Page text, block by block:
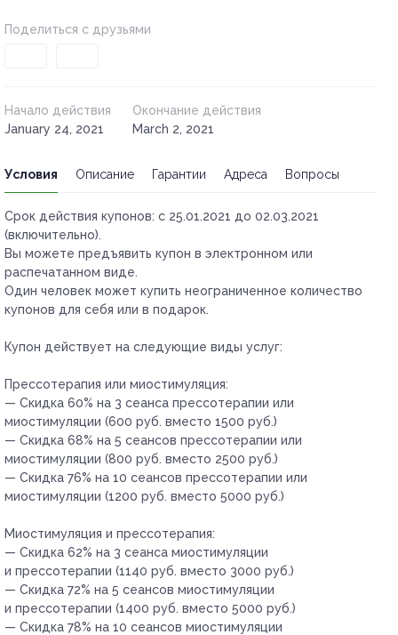
Поделиться с друзьями
Начало действия
January 24, 2021
Окончание действия
March 2, 2021
Условия Описание Гарантии Адреса Вопросы
Срок действия купонов: с 25.01.2021 до 02.03.2021
(включительно).
Вы можете предъявить купон в электронном или
распечатанном виде.
Один человек может купить неограниченное количество
купонов для себя или в подарок.
Купон действует на следующие виды услуг:
Прессотерапия или миостимуляция:
— Скидка 60% на 3 сеанса прессотерапии или
миостимуляции (600 руб. вместо 1500 руб.)
— Скидка 68% на 5 сеансов прессотерапии или
миостимуляции (800 руб. вместо 2500 руб.)
— Скидка 76% на 10 сеансов прессотерапии или
миостимуляции (1200 руб. вместо 5000 руб.)
Миостимуляция и прессотерапия:
— Скидка 62% на 3 сеанса миостимуляции
и прессотерапии (1140 руб. вместо 3000 руб.)
— Скидка 72% на 5 сеансов миостимуляции
и прессотерапии (1400 руб. вместо 5000 руб.)
— Скидка 78% на 10 сеансов миостимуляции